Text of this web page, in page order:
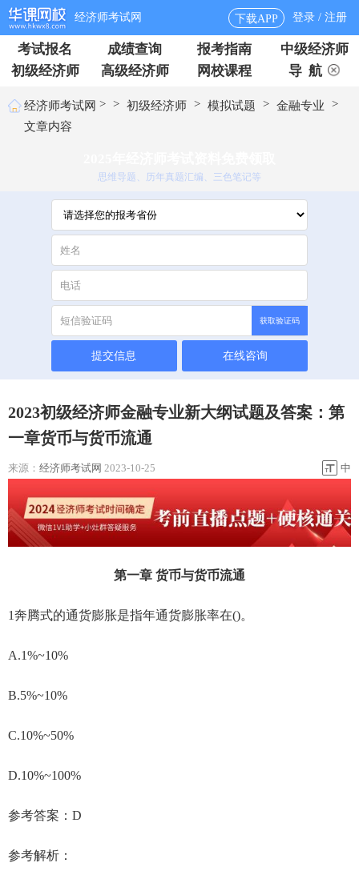
经济师考试网 下载APP 登录 / 注册
考试报名 成绩查询 报考指南
中级经济师
初级经济师
高级经济师 网校课程 导 航
经济师考试网 > > 初级经济师 > 模拟试题 > 金融专业
>
文章内容
思维导题、历年真题汇编、三色笔记等
获取验证码
提交信息 在线咨询
2023初级经济师金融专业新大纲试题及答案：第
一章货币与货币流通
来源： 经济师考试网 2023-10-25 中
第一章 货币与货币流通
1奔腾式的通货膨胀是指年通货膨胀率在()。
A.1%~10%
B.5%~10%
C.10%~50%
D.10%~100%
参考答案：D
参考解析：